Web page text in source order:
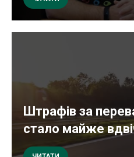
Штрафів за
стало майже